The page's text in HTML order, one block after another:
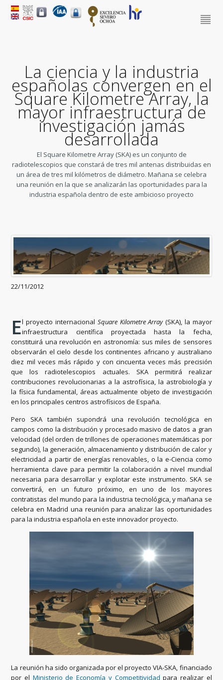
La ciencia y la industria
españolas convergen en el
Square Kilometre Array, la
mayor infraestructura de
investigación jamás
desarrollada
El Square Kilometre Array (SKA) es un conjunto de
radiotelescopios que constará de tres mil antenas distribuidas en
un área de tres mil kilómetros de diámetro. Mañana se celebra
una reunión en la que se analizarán las oportunidades para la
industria española dentro de este ambicioso proyecto
22/11/2012
El proyecto internacional Square Kilometre Array(SKA), la mayor
infraestructura científica proyectada hasta la fecha,
constituirá una revolución en astronomía: sus miles de sensores
observarán el cielo desde los continentes africano y australiano
diez mil veces más rápido y con cincuenta veces más precisión
que los radiotelescopios actuales. SKA permitirá realizar
contribuciones revolucionarias a la astrofísica, la astrobiología y
la física fundamental, áreas actualmente objeto de investigación
en los principales centros astrofísicos de España.
Pero SKA también supondrá una revolución tecnológica en
campos como la distribución y procesado masivo de datos a gran
velocidad (del orden de trillones de operaciones matemáticas por
segundo), la generación, almacenamiento y distribución de calor y
electricidad a partir de energías renovables, o la e-Ciencia como
herramienta clave para permitir la colaboración a nivel mundial
necesaria para desarrollar y explotar este instrumento. SKA se
convertirá, en un futuro próximo, en uno de los mayores
contratistas del mundo para la industria tecnológica, y mañana se
celebra en Madrid una reunión para analizar las oportunidades
para la industria española en este innovador proyecto.
La reunión ha sido organizada por el proyecto VIA-SKA, financiado
por el Ministerio de Economía y Competitividad para realizar el